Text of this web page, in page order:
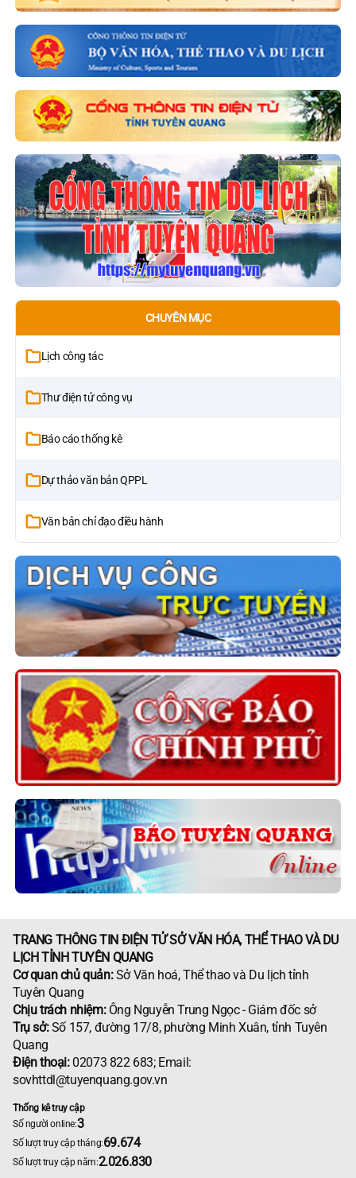
CHUYÊN MỤC
Lịch công tác
Thư điện tử công vụ
Báo cáo thống kê
Dự thảo văn bản QPPL
Văn bản chỉ đạo điều hành
TRANG THÔNG TIN ĐIỆN TỬ SỞ VĂN HÓA, THỂ THAO VÀ DU
LỊCH TỈNH TUYÊN QUANG
Cơ quan chủ quản:Sở Văn hoá, Thể thao và Du lịch tỉnh
Tuyên Quang
Chịu trách nhiệm:Ông Nguyễn Trung Ngọc - Giám đốc sở
Trụ sở:Số 157, đường 17/8, phường Minh Xuân, tỉnh Tuyên
Quang
Điện thoại:02073 822 683; Email:
sovhttdl@tuyenquang.gov.vn
Thống kê truy cập
Số người online:3
Số lượt truy cập tháng:69.674
Số lượt truy cập năm:2.026.830